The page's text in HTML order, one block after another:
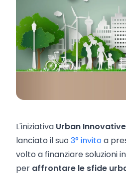
L'iniziativa Urban
lanciato il suo 3° invitoa
volto a finanziare soluzioni
per affrontare le sfide